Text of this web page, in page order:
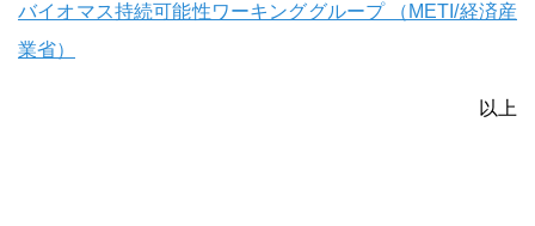
バイオマス持続可能性ワーキンググループ （METI/経済産
業省）
以上